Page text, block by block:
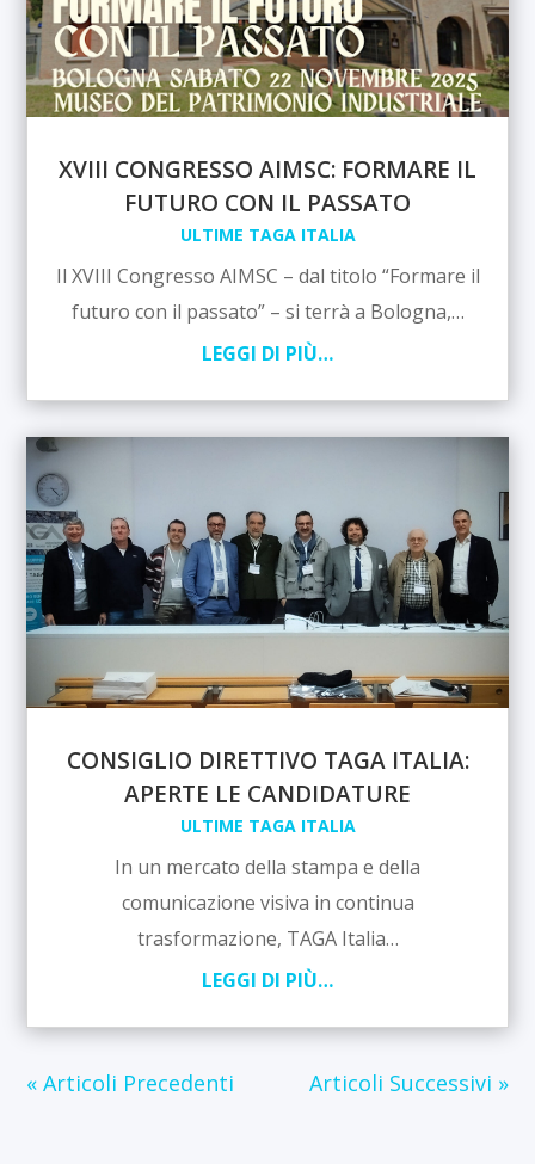
XVIII CONGRESSO AIMSC: FORMARE IL
FUTURO CON IL PASSATO
ULTIME TAGA ITALIA
Il XVIII Congresso AIMSC – dal titolo “Formare il
futuro con il passato” – si terrà a Bologna,…
LEGGI DI PIÙ…
CONSIGLIO DIRETTIVO TAGA ITALIA:
APERTE LE CANDIDATURE
ULTIME TAGA ITALIA
In un mercato della stampa e della
comunicazione visiva in continua
trasformazione, TAGA Italia…
LEGGI DI PIÙ…
« Articoli Precedenti Articoli Successivi »